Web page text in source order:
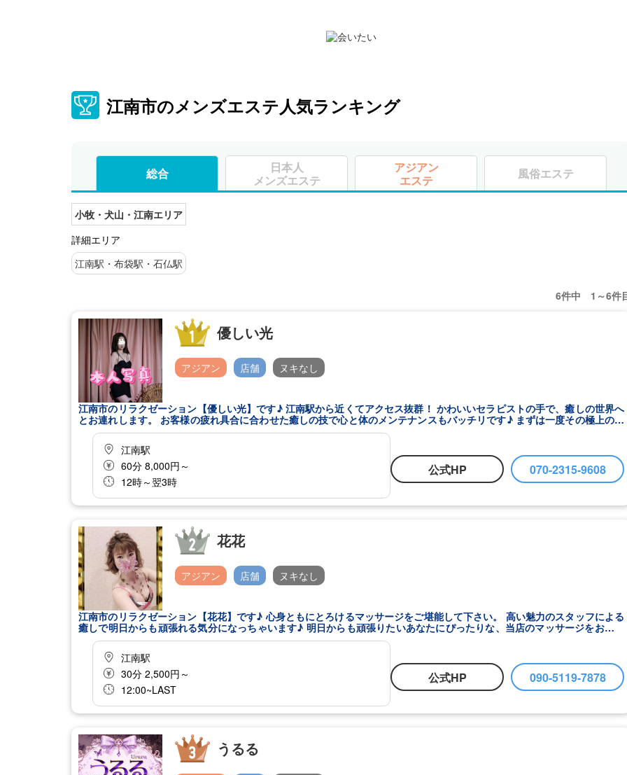
江南市のメンズエステ人気ランキング
総合
日本人
メンズエステ
アジアン
エステ
風俗エステ
小牧・犬山・江南エリア
詳細エリア
江南駅・布袋駅・石仏駅
6件中 1～6件
優しい光
アジアン 店舗 ヌキなし
江南市のリラクゼーション【優しい光】です♪ 江南駅から近くてアクセス抜群！ かわいいセラピストの手で、癒しの世界へ
とお連れします。 お客様の疲れ具合に合わせた癒しの技で心と体のメンテナンスもバッチリです♪ まずは一度その極上の癒
しを当店にてご体験くださいませ♪ 皆様のご来店をスタッフ一同心よりお待ちしております。
江南駅
60分 8,000円～
12時～翌3時
公式HP 070-2315-9608
花花
アジアン 店舗 ヌキなし
江南市のリラクゼーション【花花】です♪ 心身ともにとろけるマッサージをご堪能して下さい。 高い魅力のスタッフによる
癒しで明日からも頑張れる気分になっちゃいます♪ 明日からも頑張りたいあなたにぴったりな、当店のマッサージをお楽し
みください。 セラピスト一同、あなたのお越しを心よりお待ちしております。
江南駅
30分 2,500円～
12:00~LAST
公式HP 090-5119-7878
うるる